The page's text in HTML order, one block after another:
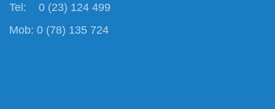
Tel: 0 (23) 124 499
Mob: 0 (78) 135 724